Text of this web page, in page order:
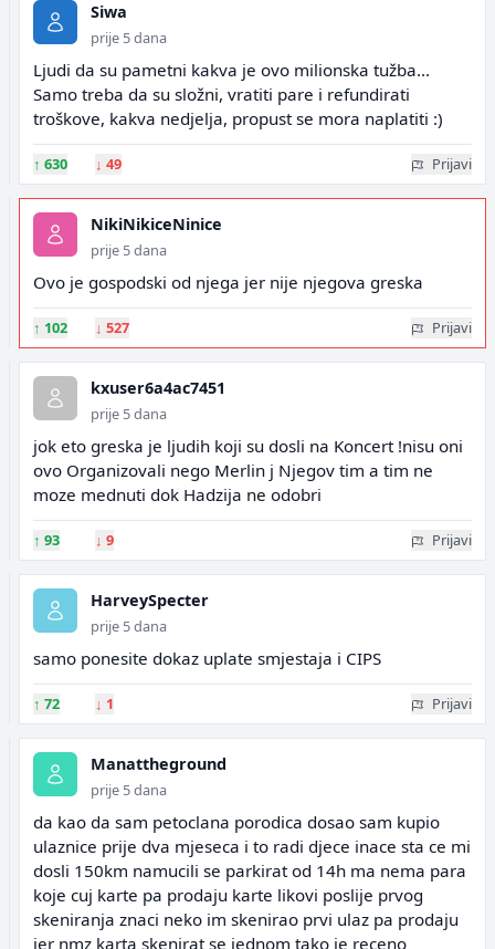
Siwa
prije 5 dana
Ljudi da su pametni kakva je ovo milionska tužba...
Samo treba da su složni, vratiti pare i refundirati
troškove, kakva nedjelja, propust se mora naplatiti :)
↑ 630 ↓ 49 Prijavi
NikiNikiceNinice
prije 5 dana
Ovo je gospodski od njega jer nije njegova greska
↑ 102 ↓ 527 Prijavi
kxuser6a4ac7451
prije 5 dana
jok eto greska je ljudih koji su dosli na Koncert !nisu oni
ovo Organizovali nego Merlin j Njegov tim a tim ne
moze mednuti dok Hadzija ne odobri
↑ 93 ↓ 9 Prijavi
HarveySpecter
prije 5 dana
samo ponesite dokaz uplate smjestaja i CIPS
↑ 72 ↓ 1 Prijavi
Manattheground
prije 5 dana
da kao da sam petoclana porodica dosao sam kupio
ulaznice prije dva mjeseca i to radi djece inace sta ce mi
dosli 150km namucili se parkirat od 14h ma nema para
koje cuj karte pa prodaju karte likovi poslije prvog
skeniranja znaci neko im skenirao prvi ulaz pa prodaju
jer nmz karta skenirat se jednom tako je receno